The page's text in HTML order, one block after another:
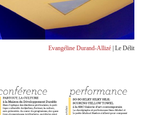
Evangéline Durand-Allizé | Le Délit